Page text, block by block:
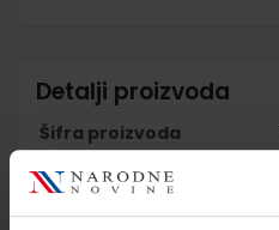
Detalji proizvoda
Šifra proizvoda
Nakladnik